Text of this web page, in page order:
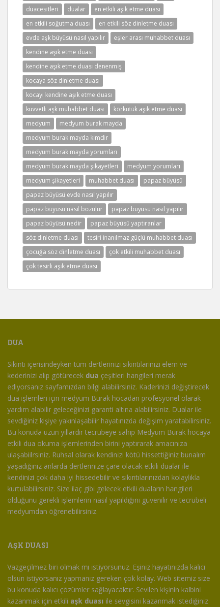
duacesitleri
dualar
en etkili aşık etme duası
en etkili soğutma duası
en etkili söz dinletme duası
evde aşk büyüsü nasıl yapılır
eşler arası muhabbet duası
kendine aşık etme duası
kendine aşık etme duası denenmiş
kocaya söz dinletme duası
kocayı kendine aşık etme duası
kuvvetli aşk muhabbet duası
körkütük aşık etme duası
medyum
medyum burak mayda
medyum burak mayda kimdir
medyum burak mayda yorumları
medyum burak mayda şikayetleri
medyum yorumları
medyum şikayetleri
muhabbet duası
papaz büyüsü
papaz büyüsü evde nasıl yapılır
papaz büyüsü nasıl bozulur
papaz büyüsü nasıl yapılır
papaz büyüsü nedir
papaz büyüsü yaptıranlar
söz dinletme duası
tesiri inanılmaz güçlü muhabbet duası
çocuğa söz dinletme duası
çok etkili muhabbet duası
çok tesirli aşık etme duası
DUA
Sıkıntı içerisindeyken tüm dertlerinizi sıkıntılarınızı elem ve
kederinizi alıp götürecek dua çeşitleri hangileri merak
ediyorsanız sayfamızdan bilgi alabilirsiniz. Kaderinizi değiştirecek
dua işlemleri için medyum Burak hocadan profesyonel olarak
yardım alabilir geleceğinizi garanti altına alabilirsiniz. Dualar ile
sevdiğiniz kişiye yakınlaşabilir hayatınızda değişim yaratabilirsiniz.
Bu konuda uzun yıllardır tecrübeye sahip Medyum Burak hocaya
etkili dua okuma işlemlerinden birini yaptırarak amacınıza
ulaşabiilrsiniz. Ruhsal olarak kendinizi kötü hissettiğiniz bunalım
yaşadığınız anlarda dertlerinize çare olacak etkili dualar ile
kendinizi çok daha iyi hissedebilir ve sıkıntılarınızdan kolaylıkla
kurtulabilirsiniz. Size ilaç gibi gelecek etkili duaların hangileri
olduğunu gerekli işlemlerin nasıl yapıldığını güvenilir ve tecrübeli
medyumdan öğrenebilirsiniz.
AŞK DUASI
Vazgeçilmez biri olmak mı istiyorsunuz. Eşiniz hayatınızda kalıcı
olsun istiyorsanız yapmanız gereken çok kolay. Web sitemiz size
bu konuda kalıcı çözümler sağlayacaktır. Sevilen kişinin kalbini
kazanmak için etkili aşk duası ile sevgisini kazanmak istediğiniz